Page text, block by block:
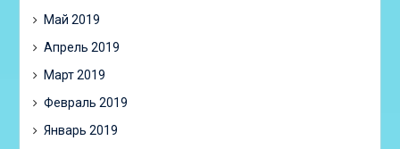
Май 2019
Апрель 2019
Март 2019
Февраль 2019
Январь 2019